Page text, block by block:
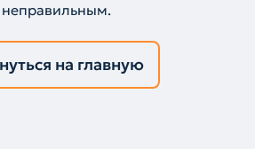
неправильным.
на главную